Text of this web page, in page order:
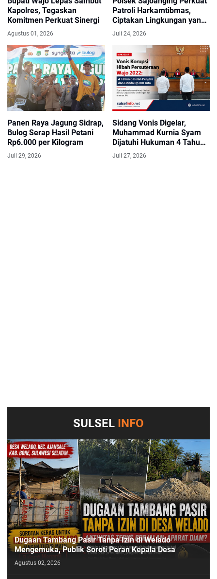
Kapolres, Tegaskan
Komitmen Perkuat Sinergi
Agustus 01, 2026
Patroli Harkamtibmas,
Ciptakan Lingkungan yang
Aman dan Nyaman bagi
Juli 24, 2026
Panen Raya Jagung Sidrap,
Bulog Serap Hasil Petani
Rp6.000 per Kilogram
Juli 29, 2026
Sidang Vonis Digelar,
Muhammad Kurnia Syam
Dijatuhi Hukuman 4 Tahun
6 Bulan Penjara
Juli 27, 2026
SULSEL INFO
Dugaan Tambang Pasir Tanpa Izin di Welado
Mengemuka, Publik Soroti Peran Kepala Desa
Agustus 02, 2026